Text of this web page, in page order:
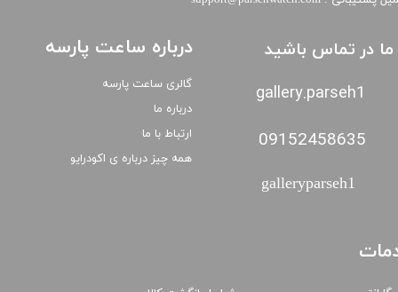
ما در تماس باشید
09152458635
gallery.parseh1
درباره ساعت پارسه
گالری ساعت پارسه
درباره ما
ارتباط با ما
همه چیز درباره ی اکودرایو
galleryparseh1